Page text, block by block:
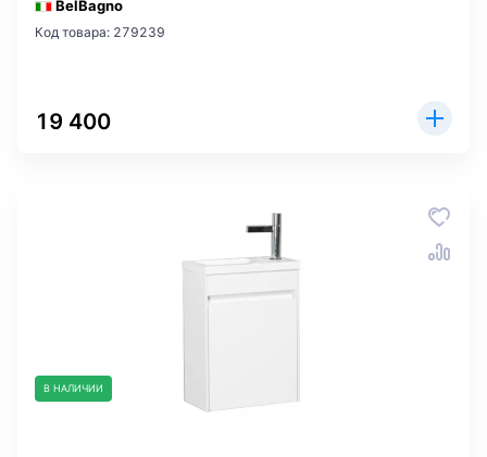
BelBagno
Код товара: 279239
19 400
В НАЛИЧИИ